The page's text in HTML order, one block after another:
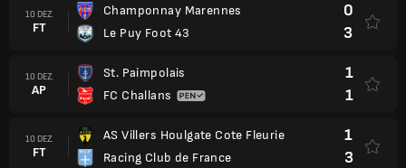
10 DEZ.
FT
Champonnay Marennes
Le Puy Foot 43
0
3
10 DEZ.
AP
St. Paimpolais
FC Challans
1
1
10 DEZ.
FT
AS Villers Houlgate Cote Fleurie
Racing Club de France
1
3